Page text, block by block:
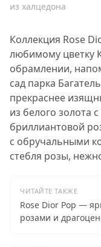
из халцедона
Коллекция Rose
любимому цветку
обрамлении,
сад парка
прекраснее
из белого золота
бриллиантовой
с обручальными
стебля розы,
ЧИТАЙТЕ ТАКЖЕ
Rose Dior Pop —
розами и